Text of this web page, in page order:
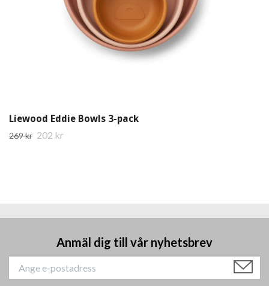
Liewood Eddie Bowls 3-pack
269 kr 202 kr
Anmäl dig till vår nyhetsbrev